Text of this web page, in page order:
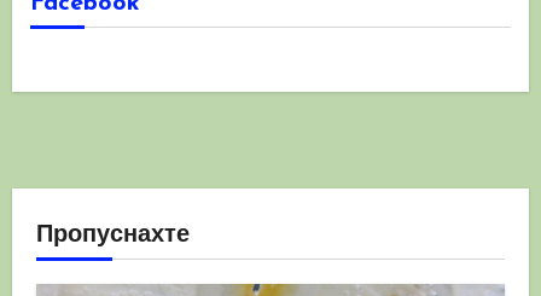
Пропуснахте